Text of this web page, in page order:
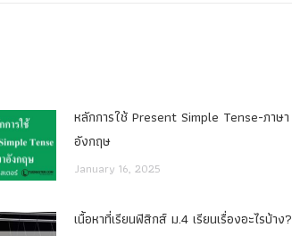
หลักการใช้ Present Simple Tense-ภาษา
อังกฤษ
January 16, 2025
เนื้อหาที่เรียนฟิสิกส์ ม.4 เรียนเรื่องอะไรบ้าง?